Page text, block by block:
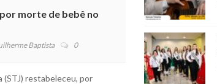
morte de bebê no
Baptista 0
(STJ) restabeleceu, por